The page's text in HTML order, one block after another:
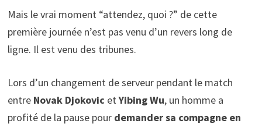
Mais le vrai moment “attendez, quoi ?” de cette
première journée n’est pas venu d’un revers long de
ligne. Il est venu des tribunes.
Lors d’un changement de serveur pendant le match
entre Novak Djokovic etYibing Wu, un homme a
profité de la pause pour demander sa compagne en